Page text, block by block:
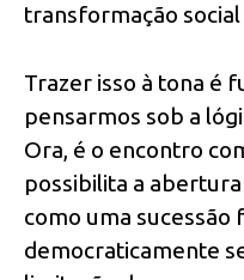
transformação
Trazer isso à tona é
pensarmos sob a
Ora, é o encontro
possibilita a
como uma sucessão
democraticamente